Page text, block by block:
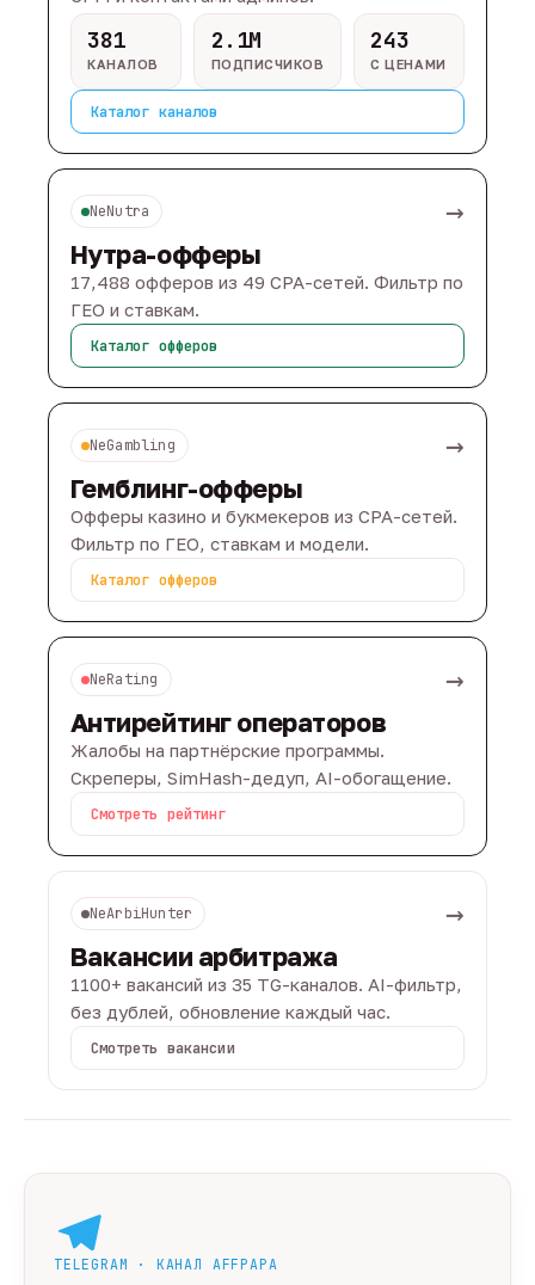
381
КАНАЛОВ
2.1M
ПОДПИСЧИКОВ
243
С ЦЕНАМИ
Каталог каналов
NeNutra →
Нутра-офферы
17,488 офферов из 49 CPA-сетей. Фильтр по
ГЕО и ставкам.
Каталог офферов
NeGambling →
Гемблинг-офферы
Офферы казино и букмекеров из CPA-сетей.
Фильтр по ГЕО, ставкам и модели.
Каталог офферов
NeRating →
Антирейтинг операторов
Жалобы на партнёрские программы.
Скреперы, SimHash-дедуп, AI-обогащение.
Смотреть рейтинг
NeArbiHunter →
Вакансии арбитража
1100+ вакансий из 35 TG-каналов. AI-фильтр,
без дублей, обновление каждый час.
Смотреть вакансии
TELEGRAM · КАНАЛ AFFPAPA